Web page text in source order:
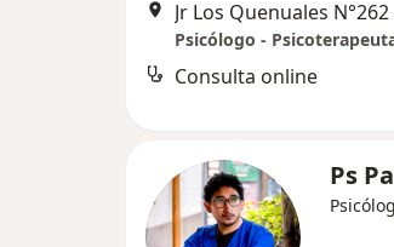
Psicólogo -
Consulta online
Ps